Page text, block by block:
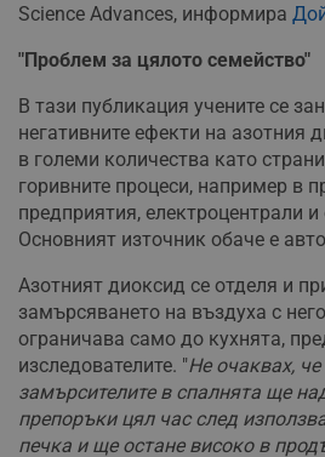
Science Advances, информира
"Проблем за цялото семейство"
В тази публикация учените се
негативните ефекти на азотния
в големи количества като
горивните процеси, например в
предприятия, електроцентрали
Основният източник обаче е
Азотният диоксид се отделя и
замърсяването на въздуха с
ограничава само до кухнята,
изследователите. "Не очаквах,
замърсителите в спалнята ще
препоръки цял час след
печка и ще остане високо в